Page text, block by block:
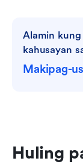
Alamin
kahusayan
Makipag-
Huling